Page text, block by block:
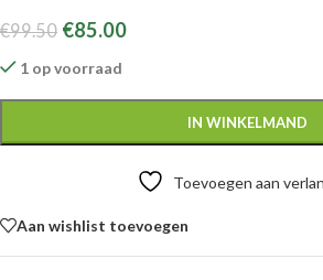
€99.50 €85.00
1 op voorraad
IN WINKELMAND
Toevoegen aan
Aan wishlist toevoegen